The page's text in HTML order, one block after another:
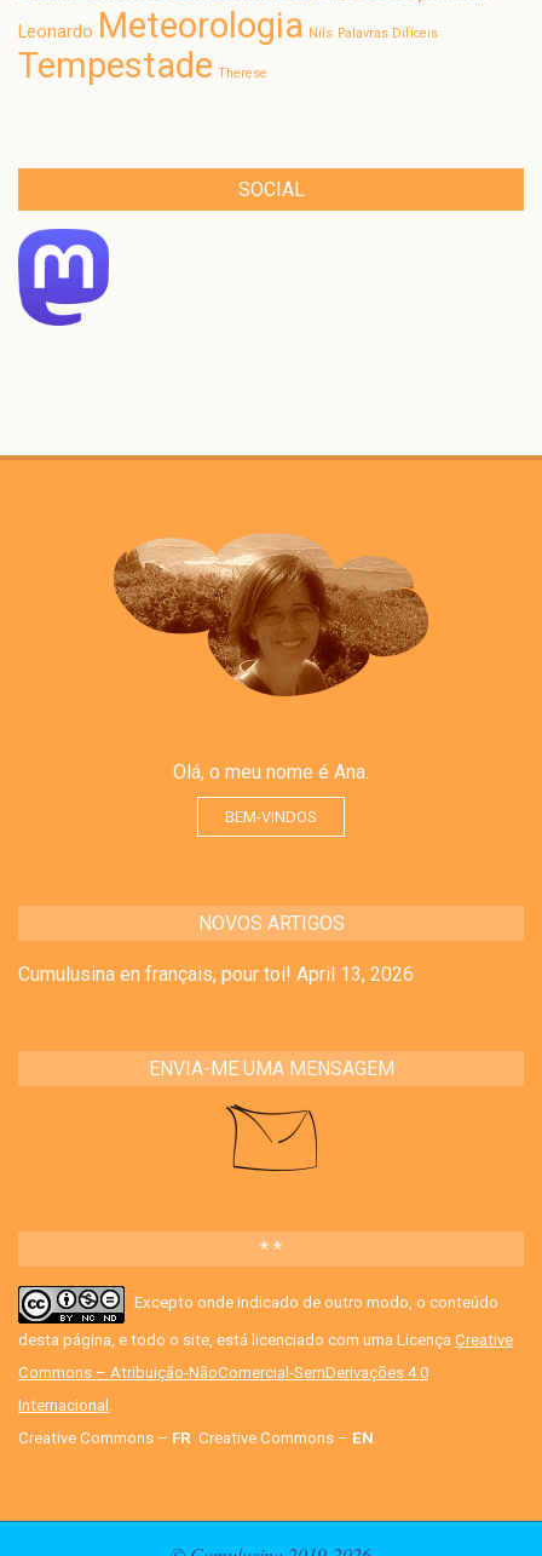
Leonardo Meteorologia Nils Palavras Difíceis
Tempestade Therese
SOCIAL
Olá, o meu nome é Ana.
BEM-VINDOS
NOVOS ARTIGOS
Cumulusina en français, pour toi! April 13, 2026
ENVIA-ME UMA MENSAGEM
* *
Excepto onde indicado de outro modo, o conteúdo
desta página, e todo o site, está licenciado com uma Licença Creative
Commons – Atribuição-NãoComercial-SemDerivações 4.0
Internacional
Creative Commons – FR Creative Commons – EN